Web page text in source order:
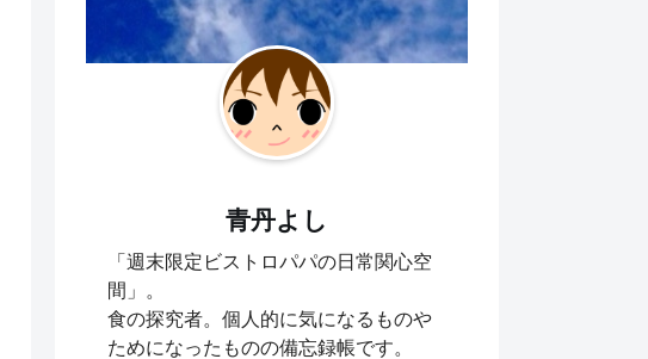
青丹よし
「週末限定ビストロパパの日常関心空
間」。
食の探究者。個人的に気になるものや
ためになったものの備忘録帳です。